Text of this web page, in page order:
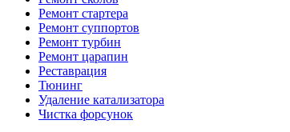
Ремонт стартера
Ремонт суппортов
Ремонт турбин
Ремонт царапин
Реставрация
Тюнинг
Удаление катализатора
Чистка форсунок